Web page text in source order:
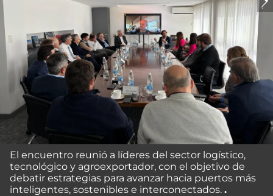
El encuentro reunió a líderes del sector logístico,
tecnológico y agroexportador, con el objetivo de
debatir estrategias para avanzar hacia puertos más
inteligentes, sostenibles e interconectados.